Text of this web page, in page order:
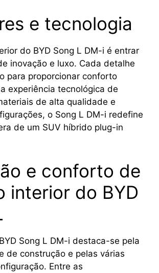
e tecnologia
do BYD Song L DM-i é entrar
inovação e luxo. Cada detalhe
para proporcionar conforto
experiência tecnológica de
de alta qualidade e
o Song L DM-i redefine
de um SUV híbrido plug-in
e conforto de
interior do BYD
Song L DM-i destaca-se pela
de construção e pelas várias
Entre as